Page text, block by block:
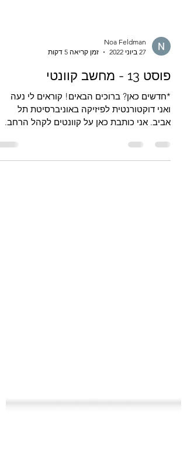
27 ביוני 2022
זמן קריאה 5 דקות
פוסט 13 - מחשב קוונטי
*חדשים כאן? ברוכים הבאים! קוראים לי נעה
אביב. אני כותבת כאן על קוונטים לקהל הרחב.
לא צריך רקע...